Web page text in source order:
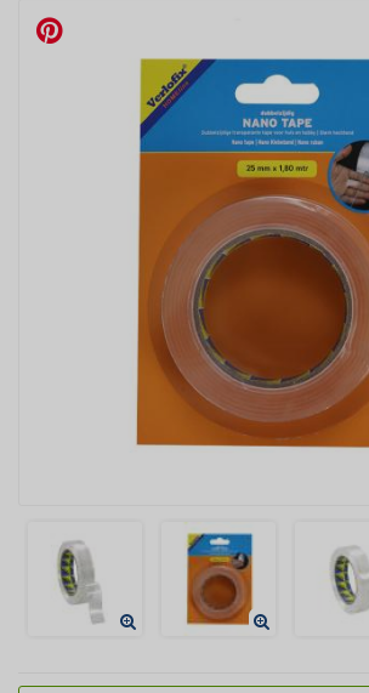
Andere verhuismaterialen